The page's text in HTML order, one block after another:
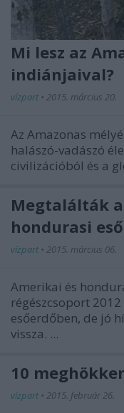
Mi lesz az
indiánjaival?
vízpart • 2015. március 20.
Az Amazonas
halászó-vadászó
civilizációból és a
Megtalálták
hondurasi
vízpart • 2015. március 06.
Amerikai és
régészcsoport
esőerdőben, de jó
vissza. ...
10
vízpart • 2015. február 26.